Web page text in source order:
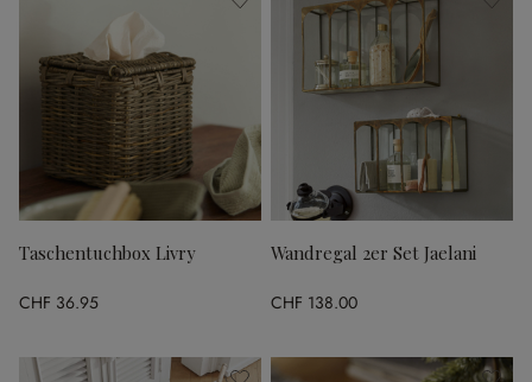
Taschentuchbox Livry
CHF 36.95
Wandregal 2er Set Jaelani
CHF 138.00